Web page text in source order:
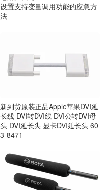
设置支持变量调用功能的应急方
法
新到货原装正品Apple苹果DVI延
长线 DVI转DVI线 DVI公转DVI母
头 DVI延长头 显卡DVI延长头 60
3-8471